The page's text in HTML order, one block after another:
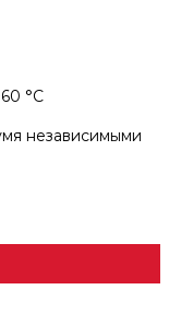
°С
независимыми